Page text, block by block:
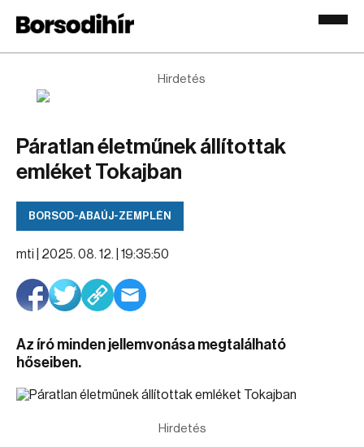
Hirdetés
Páratlan életműnek állítottak
emléket Tokajban
BORSOD-ABAÚJ-ZEMPLÉN
mti | 2025. 08. 12. | 19:35:50
Az író minden jellemvonása megtalálható
hőseiben.
Hirdetés